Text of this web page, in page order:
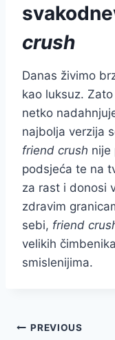
crush
Danas živimo
kao luksuz.
netko
najbolja verzija
friend crush nije
podsjeća te na
za rast i donosi
zdravim
sebi, friend
velikih
smislenijima.
Post
PREVIOUS